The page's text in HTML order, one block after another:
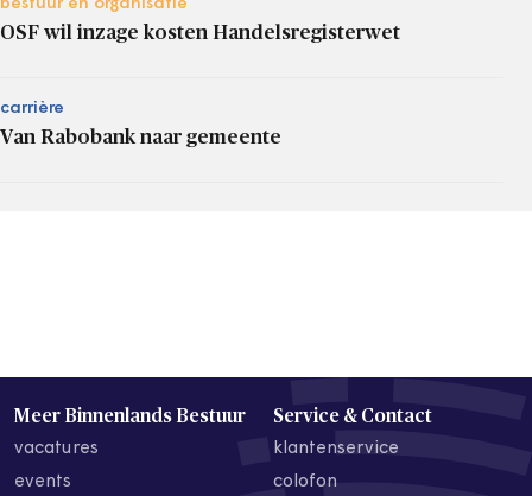
bestuur en organisatie
OSF wil inzage kosten Handelsregisterwet
carrière
Van Rabobank naar gemeente
Meer Binnenlands Bestuur
vacatures
events
Service & Contact
klantenservice
colofon